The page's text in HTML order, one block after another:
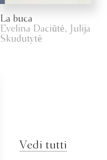
La buca
Evelina Daciūtė, Julija
Skudutytė
Vedi tutti